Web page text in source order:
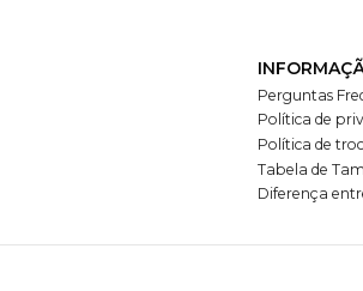
Perguntas
Política de
Política de
Tabela de
Diferença